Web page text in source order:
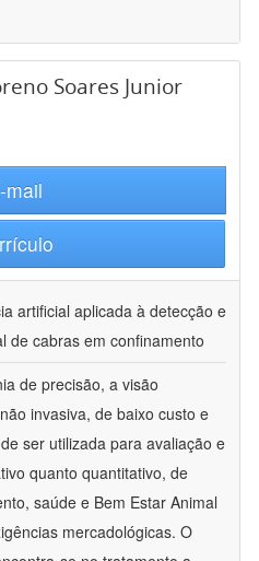
Soares Junior
mail
artificial aplicada à detecção e
de cabras em confinamento
de precisão, a visão
invasiva, de baixo custo e
ser utilizada para avaliação e
quanto quantitativo, de
saúde e Bem Estar Animal
mercadológicas. O